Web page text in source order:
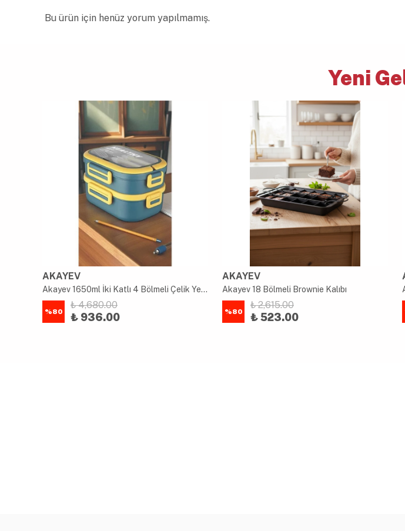
Bu ürün için henüz yorum yapılmamış.
Yeni
AKAYEV
Akayev 1650ml İki Katlı 4 Bölmeli Çelik Yemek Kabı Mavi
%80
₺ 4,680.00
₺ 936.00
AKAYEV
Akayev 18 Bölmeli Brownie Kalıbı
%80
₺ 2,615.00
₺ 523.00